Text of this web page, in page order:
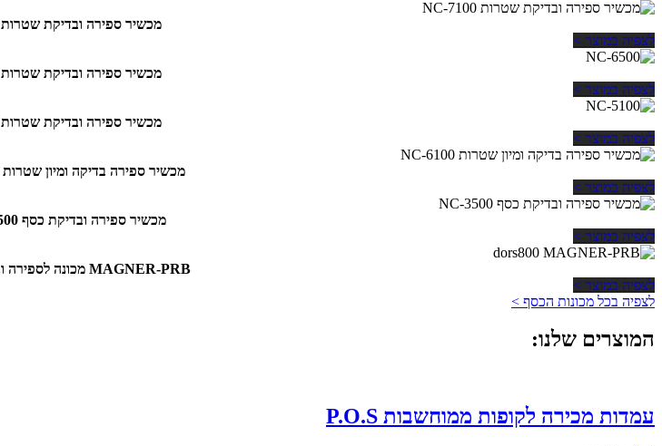
מכשיר ספירה ובדיקת שטרות NC-7100
לצפיה במוצר >
מכשיר ספירה ובדיקת שטרות NC-6500
לצפיה במוצר >
מכשיר ספירה ובדיקת שטרות NC-5100
לצפיה במוצר >
מכשיר ספירה בדיקה ומיון שטרות NC-6100 UV
לצפיה במוצר >
מכשיר ספירה ובדיקת כסף UV NC-3500
לצפיה במוצר >
MAGNER-PRB מכונה לספירה ובדיקת כסף UV
לצפיה במוצר >
לצפיה בכל מכונות הכסף >
המוצרים שלנו:
עמדות מכירה לקופות ממוחשבות P.O.S